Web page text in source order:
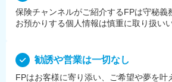
保険チャンネルがご紹介するFPは守秘義
お預かりする個⼈情報は慎重に取り扱い
勧誘や営業は⼀切なし
FPはお客様に寄り添い、ご希望や夢を叶